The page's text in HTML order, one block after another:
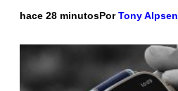
hace 28 minutosPorTony Alpsen